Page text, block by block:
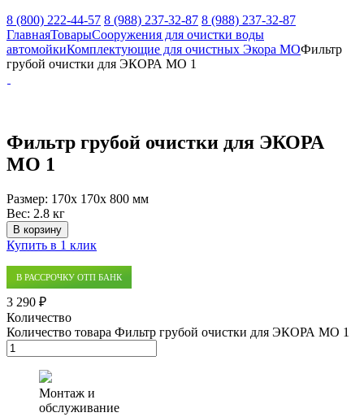
8 (800) 222-44-57 8 (988) 237-32-87 8 (988) 237-32-87
ГлавнаяТоварыСооружения для очистки воды
автомойкиКомплектующие для очистных Экора МОФильтр
грубой очистки для ЭКОРА МО 1
Фильтр грубой очистки для ЭКОРА
МО 1
Размер: 170x 170x 800 мм
Вес: 2.8 кг
В корзину
Купить в 1 клик
В РАССРОЧКУ ОТП БАНК
3 290 ₽
Количество
Количество товара Фильтр грубой очистки для ЭКОРА МО 1
Монтаж и
обслуживание